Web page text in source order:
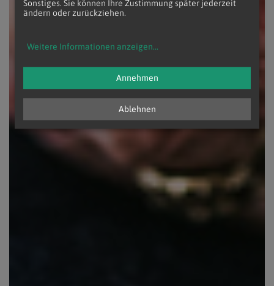
Sonstiges. Sie können Ihre Zustimmung später jederzeit
ändern oder zurückziehen.
Weitere Informationen anzeigen...
Ablehnen
Annehmen